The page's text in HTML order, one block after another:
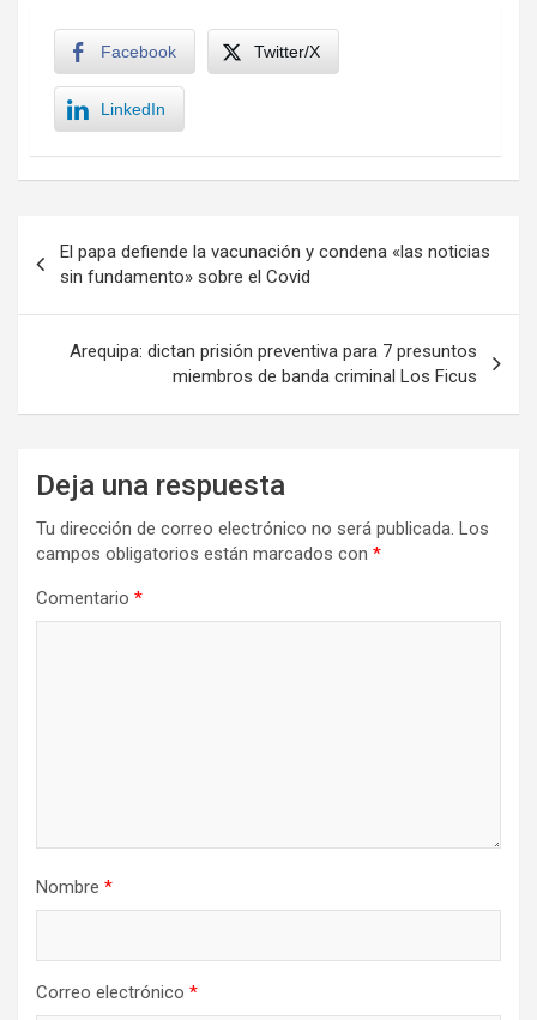
Facebook Twitter/X
LinkedIn
de
entradas
El papa defiende la vacunación y condena «las noticias
sin fundamento» sobre el Covid
Arequipa: dictan prisión preventiva para 7 presuntos
miembros de banda criminal Los Ficus
Deja una respuesta
Tu dirección de correo electrónico no será publicada. Los
campos obligatorios están marcados con *
Comentario *
Nombre *
Correo electrónico *